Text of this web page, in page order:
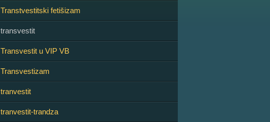
Transtvestitski fetišizam
transvestit
Transvestit u VIP VB
Transvestizam
tranvestit
tranvestit-trandza